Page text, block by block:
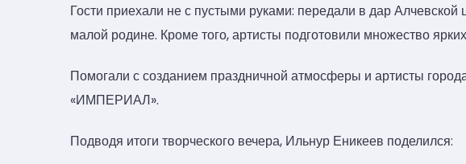
Гости приехали не с пустыми руками: передали в дар Алчевской
малой родине. Кроме того, артисты подготовили множество
Помогали с созданием праздничной атмосферы и артисты
«ИМПЕРИАЛ».
Подводя итоги творческого вечера, Ильнур Еникеев поделился: